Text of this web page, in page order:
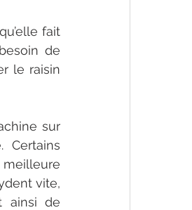
fait
de
le raisin
sur
Certains
meilleure
vite,
ainsi de